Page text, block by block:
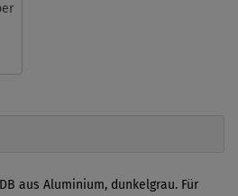
aus Aluminium, dunkelgrau. Für